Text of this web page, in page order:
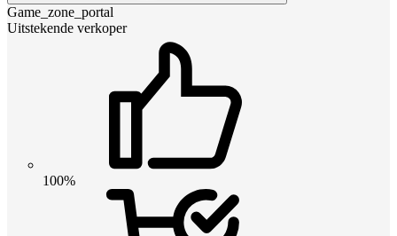
Game_zone_portal
Uitstekende verkoper
100%